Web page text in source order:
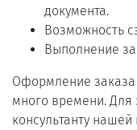
документа.
Возможность
Выполнение
Оформление заказа
много времени. Для
консультанту